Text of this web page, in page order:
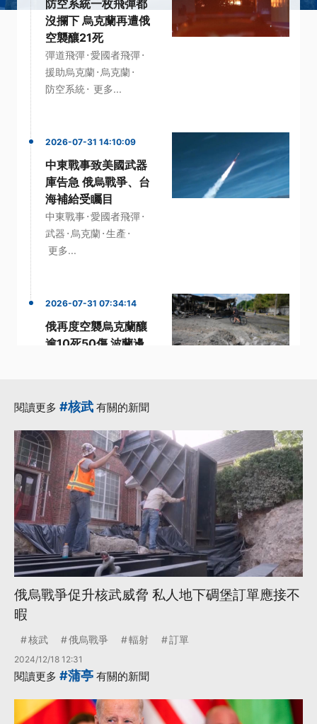
防空系統一枚飛彈都
沒攔下 烏克蘭再遭俄
空襲釀21死
彈道飛彈·愛國者飛彈·
援助烏克蘭· 烏克蘭·
防空系統· 更多...
2026-07-31 14:10:09
中東戰事致美國武器
庫告急 俄烏戰爭、台
海補給受矚目
中東戰事·愛國者飛彈·
武器 · 烏克蘭·生產 ·
更多...
2026-07-31 07:34:14
俄再度空襲烏克蘭釀
逾10死50傷 波蘭邊
澤倫斯基·澤倫斯基·
烏克蘭·更多...
閱讀更多 #核武 有關的新聞
俄烏戰爭促升核武威脅 私人地下碉堡訂單應接不
暇
核武 俄烏戰爭 輻射 訂單
2024/12/18 12:31
閱讀更多 #蒲亭 有關的新聞